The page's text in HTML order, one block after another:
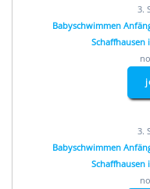
3.
Babyschwimmen
Schaffhausen
3.
Babyschwimmen
Schaffhausen